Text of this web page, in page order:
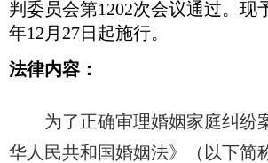
判委员会第1202次会议通过。现
年12月27日起施行。
法律内容：
为了正确审理婚姻家庭纠纷
华人民共和国婚姻法》（以下简